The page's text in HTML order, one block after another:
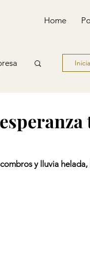
Home
y lluvia helada,